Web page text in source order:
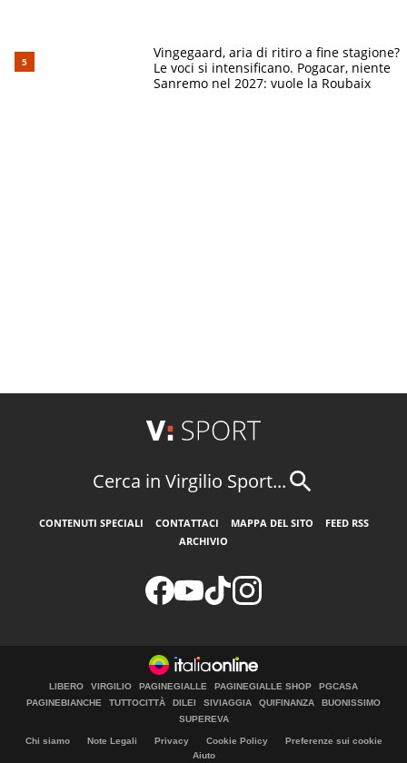
Vingegaard, aria di ritiro a fine stagione?
Le voci si intensificano. Pogacar, niente
Sanremo nel 2027: vuole la Roubaix
Cerca in Virgilio Sport...
CONTENUTI SPECIALI CONTATTACI MAPPA DEL SITO
FEED RSS
ARCHIVIO
LIBERO VIRGILIO PAGINEGIALLE PAGINEGIALLE SHOP
PGCASA
PAGINEBIANCHE
TUTTOCITTÀ DILEI SIVIAGGIA QUIFINANZA
BUONISSIMO
SUPEREVA
Chi siamo Note Legali Privacy Cookie Policy
Preferenze sui cookie
Aiuto